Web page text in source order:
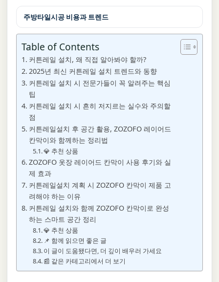
주방타일시공 비용과 트렌드
Table of Contents
커튼레일 설치, 왜 직접 알아봐야 할까?
2025년 최신 커튼레일 설치 트렌드와 동향
커튼레일 설치 시 전문가들이 꼭 알려주는 핵심
팁
커튼레일 설치 시 흔히 저지르는 실수와 주의할
점
커튼레일설치 후 공간 활용, ZOZOFO 레이어드
칸막이와 함께하는 정리법
💎 추천 상품
ZOZOFO 옷장 레이어드 칸막이 사용 후기와 실
제 효과
커튼레일설치 계획 시 ZOZOFO 칸막이 제품 고
려해야 하는 이유
커튼레일 설치와 함께 ZOZOFO 칸막이로 완성
하는 스마트 공간 정리
💎 추천 상품
📌 함께 읽으면 좋은 글
이 글이 도움됐다면, 더 깊이 배우러 가세요
📰 같은 카테고리에서 더 보기